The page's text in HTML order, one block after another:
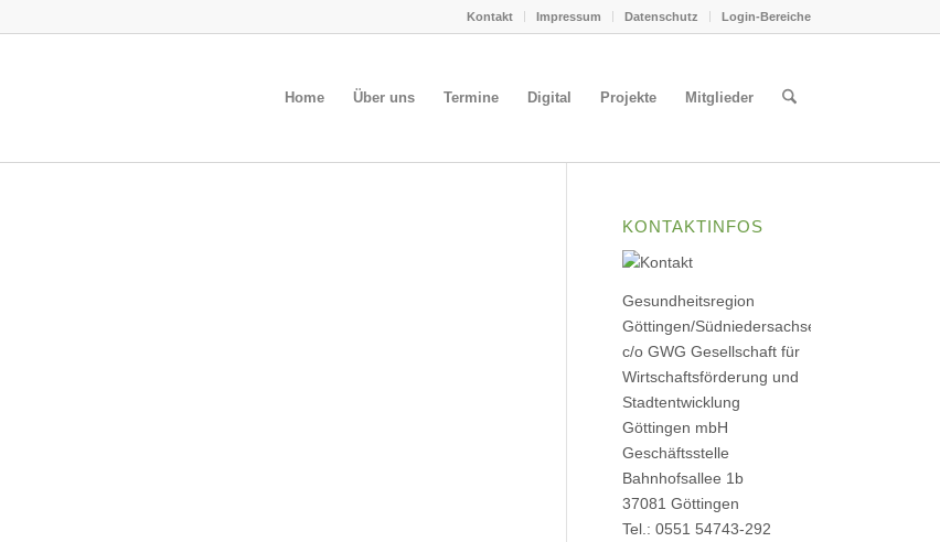
Kontakt Impressum Datenschutz Login-Bereiche
Home Über uns Termine Digital Projekte Mitglieder
KONTAKTINFOS
Gesundheitsregion
Göttingen/Südniedersachsen
c/o GWG Gesellschaft für
Wirtschaftsförderung und
Stadtentwicklung
Göttingen mbH
Geschäftsstelle
Bahnhofsallee 1b
37081 Göttingen
Tel.: 0551 54743-292